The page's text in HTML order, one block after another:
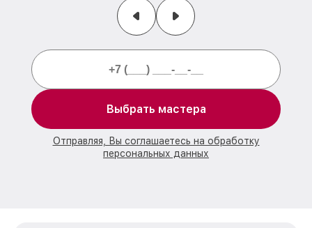
Выбрать мастера
Отправляя, Вы соглашаетесь на обработку
персональных данных